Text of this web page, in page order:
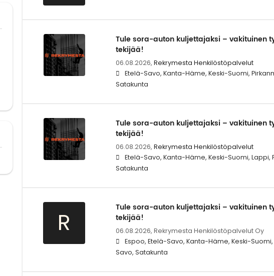
Tule sora-auton kuljettajaksi – vakituinen
tekijää!
06.08.2026, Rekrymesta Henkilöstöpalvelut
Etelä-Savo, Kanta-Häme, Keski-Suomi,
Satakunta
Tule sora-auton kuljettajaksi – vakituinen
tekijää!
06.08.2026, Rekrymesta Henkilöstöpalvelut
Etelä-Savo, Kanta-Häme, Keski-Suomi, Lappi,
Satakunta
R
Tule sora-auton kuljettajaksi – vakituinen
tekijää!
06.08.2026, Rekrymesta Henkilöstöpalvelut Oy
Espoo, Etelä-Savo, Kanta-Häme, Keski-
Savo, Satakunta